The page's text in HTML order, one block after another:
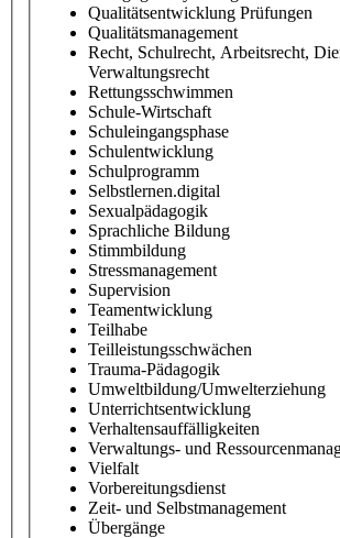
Qualitätsentwicklung Prüfungen
Qualitätsmanagement
Recht, Schulrecht, Arbeitsrecht,
Verwaltungsrecht
Rettungsschwimmen
Schule-Wirtschaft
Schuleingangsphase
Schulentwicklung
Schulprogramm
Selbstlernen.digital
Sexualpädagogik
Sprachliche Bildung
Stimmbildung
Stressmanagement
Supervision
Teamentwicklung
Teilhabe
Teilleistungsschwächen
Trauma-Pädagogik
Umweltbildung/Umwelterziehung
Unterrichtsentwicklung
Verhaltensauffälligkeiten
Verwaltungs- und
Vielfalt
Vorbereitungsdienst
Zeit- und Selbstmanagement
Übergänge